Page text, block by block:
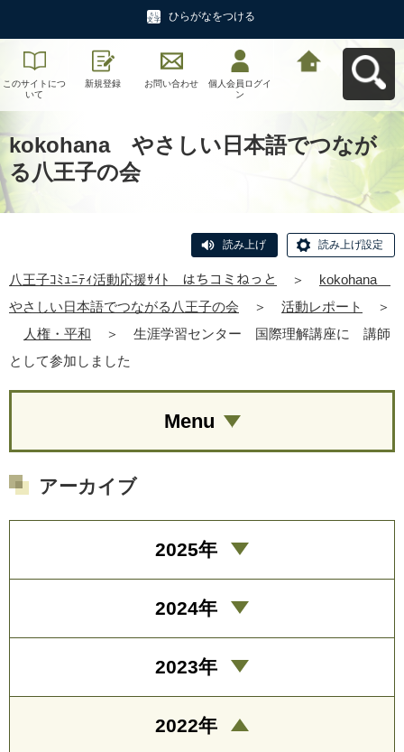
ひらがなをつける
このサイトにつ
いて
新規登録 お問い合わせ
個人会員ログイ
ン
kokohana やさしい日本語でつなが
る八王子の会
読み上げ 読み上げ設定
八王子ｺﾐｭﾆﾃｨ活動応援ｻｲﾄ はちコミねっと ＞
kokohana
やさしい日本語でつながる八王子の会
＞ 活動レポート
＞
人権・平和
＞
生涯学習センター 国際理解講座に 講師
として参加しました
Menu
アーカイブ
2025年
2024年
2023年
2022年